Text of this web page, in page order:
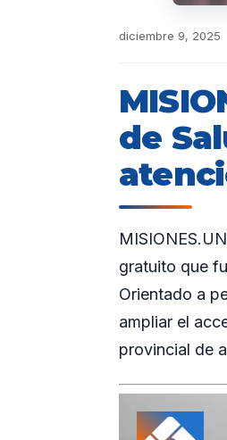
diciembre 9, 2025
de
gratuito que
Orientado a
ampliar el
provincial de